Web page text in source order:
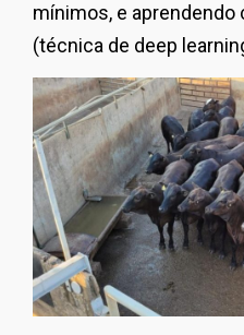
mínimos, e aprendendo
(técnica de deep